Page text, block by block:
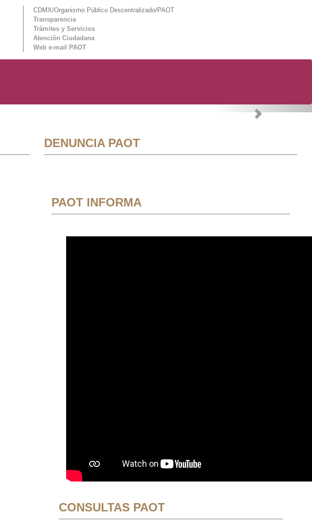
CDMX/Organismo Público Descentralizado/PAOT
Transparencia
Trámites y Servicios
Atención Ciudadana
Web e-mail PAOT
Next
DENUNCIA PAOT
PAOT INFORMA
CONSULTAS PAOT